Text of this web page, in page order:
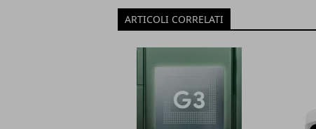
ARTICOLI CORRELATI